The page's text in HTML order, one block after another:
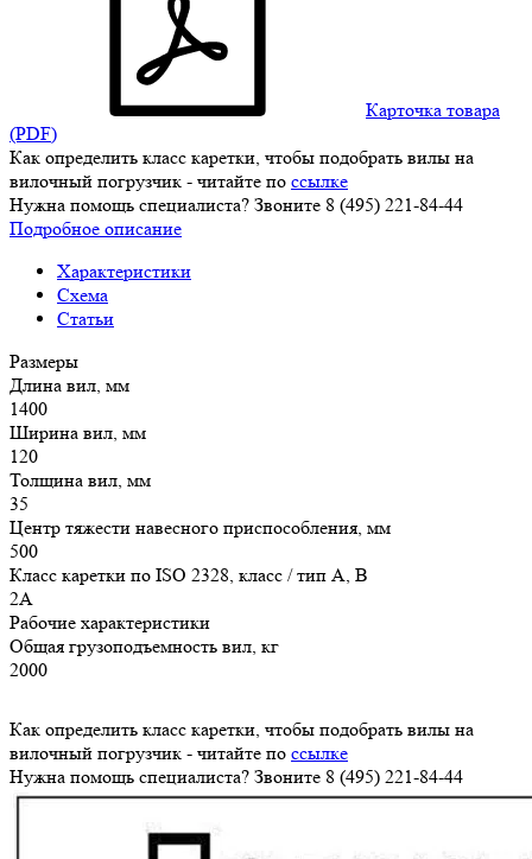
Карточка товара
(PDF)
Как определить класс каретки, чтобы подобрать вилы на
вилочный погрузчик - читайте по ссылке
Нужна помощь специалиста? Звоните 8 (495) 221-84-44
Подробное описание
Характеристики
Схема
Статьи
Размеры
Длина вил, мм
1400
Ширина вил, мм
120
Толщина вил, мм
35
Центр тяжести навесного приспособления, мм
500
Класс каретки по ISO 2328, класс / тип A, B
2A
Рабочие характеристики
Общая грузоподъемность вил, кг
2000
Как определить класс каретки, чтобы подобрать вилы на
вилочный погрузчик - читайте по ссылке
Нужна помощь специалиста? Звоните 8 (495) 221-84-44